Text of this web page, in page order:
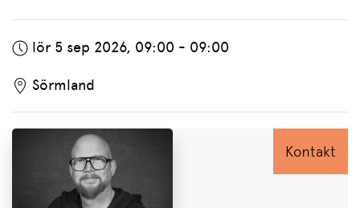
lör 5 sep 2026, 09:00 - 09:00
Sörmland
Kontakt